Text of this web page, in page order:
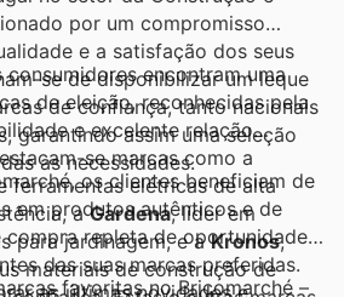
por um compromisso
e a satisfação dos seus
se de disponibilizar um leque
de confiança, tanto nacionais
garantindo assim uma seleção
as necessidades.
consumidores encontram uma
de eleição, reconhecidas pela
e excelente relação
se marcas como a
ferramentas elétricas de alta
aGardena, líder em
para jardinagem, e aKronos,
materiais de construção de
os clientes beneficiam de
em produtos autênticos e de
compra repleta de oportunidades,
das suas marcas preferidas.
as últimas novidades e
favoritas no Bricomarché –